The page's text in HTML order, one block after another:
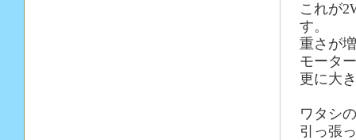
これが
す。
重さが
モータ
更に大
ワタシ
引っ張